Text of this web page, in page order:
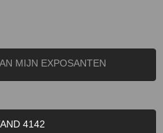
MIJN EXPOSANTEN
4142